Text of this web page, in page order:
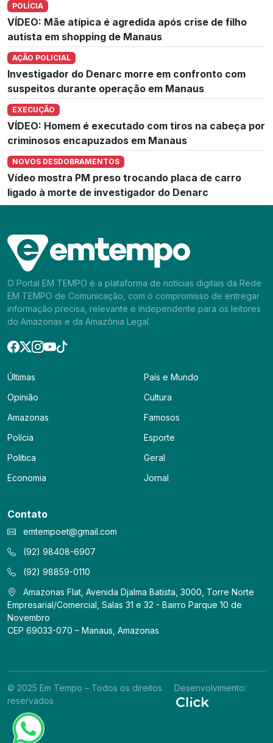
POLÍCIA
VÍDEO: Mãe atípica é agredida após crise de filho
autista em shopping de Manaus
AÇÃO POLICIAL
Investigador do Denarc morre em confronto com
suspeitos durante operação em Manaus
EXECUÇÃO
VÍDEO: Homem é executado com tiros na cabeça por
criminosos encapuzados em Manaus
NOVOS DESDOBRAMENTOS
Vídeo mostra PM preso trocando placa de carro
ligado à morte de investigador do Denarc
O Portal EM TEMPO é a plataforma de notícias digitais da Rede
EM TEMPO de Comunicação, com o compromisso de entregar
informação precisa, relevante e independente para os leitores
do Amazonas e da Amazônia Legal.
Últimas
Opinião
Amazonas
Polícia
Política
Economia
País e Mundo
Cultura
Famosos
Esporte
Geral
Jornal
Contato
emtempoet@gmail.com
(92) 98408-6907
(92) 98859-0110
Amazonas Flat, Avenida Djalma Batista, 3000, Torre Norte
Empresarial/Comercial, Salas 31 e 32 - Bairro Parque 10 de
Novembro
CEP 69033-070 – Manaus, Amazonas
© 2025 Em Tempo – Todos os direitos
reservados
Desenvolvimento: